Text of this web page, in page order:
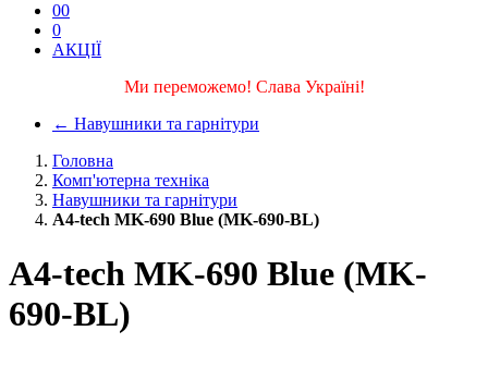
00
0
АКЦІЇ
Ми переможемо! Слава Україні!
← Навушники та гарнітури
Головна
Комп'ютерна техніка
Навушники та гарнітури
A4-tech MK-690 Blue (MK-690-BL)
A4-tech MK-690 Blue (MK-
690-BL)